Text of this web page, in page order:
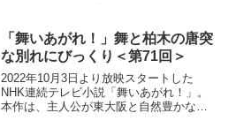
ら、空を飛ぶ夢に向かっていく挫折と再
生のストーリー。...
「舞いあがれ！」舞と柏木の唐突
な別れにびっくり＜第71回＞
2022年10月3日より放映スタートした
NHK連続テレビ小説「舞いあがれ！」。
本作は、主人公が東大阪と自然豊かな長